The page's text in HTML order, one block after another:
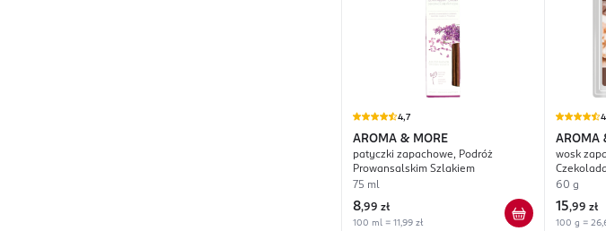
4,7
AROMA & MORE
patyczki zapachowe, Podróż
Prowansalskim Szlakiem
75 ml
8,99 zł
100 ml = 11,99 zł
AROMA
wosk
60 g
15,99 zł
100 g =